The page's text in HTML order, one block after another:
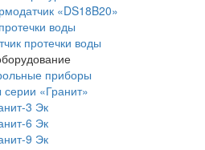
«DS18B20»
воды
протечки воды
приборы
«Гранит»
3 Эк
6 Эк
9 Эк